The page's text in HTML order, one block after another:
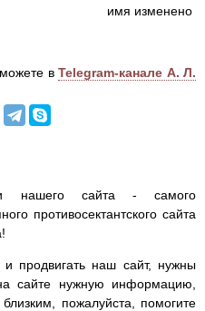
имя изменено
в Telegram-канале А. Л.
нашего сайта - самого
противосектантского сайта
продвигать наш сайт, нужны
сайте нужную информацию,
пожалуйста, помогите